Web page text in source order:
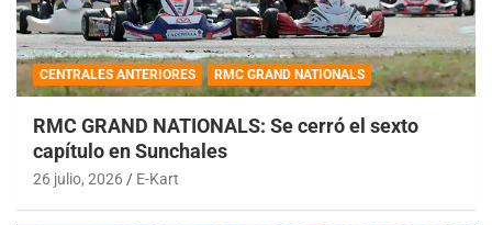
CENTRALES ANTERIORES RMC GRAND NATIONALS
RMC GRAND NATIONALS: Se cerró el sexto
capítulo en Sunchales
26 julio, 2026 E-Kart